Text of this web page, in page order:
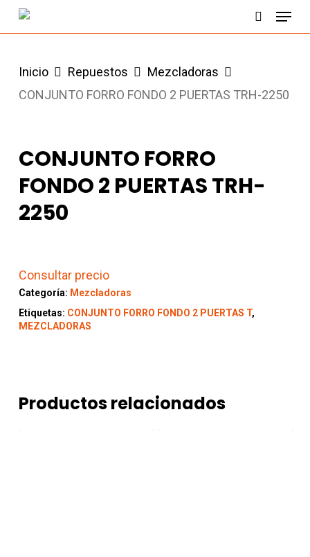
Skip
to
content
search
Menu
Inicio Repuestos
Mezcladoras
CONJUNTO FORRO FONDO 2 PUERTAS TRH-2250
CONJUNTO FORRO
FONDO 2 PUERTAS TRH-
2250
Consultar precio
Categoría: Mezcladoras
Etiquetas: CONJUNTO FORRO FONDO 2 PUERTAS T,
MEZCLADORAS
Productos relacionados